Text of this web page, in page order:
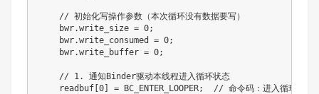
    // 初始化写操作参数（本次循环没有数据要写）
    bwr.write_size = 0;
    bwr.write_consumed = 0;
    bwr.write_buffer = 0;
    // 1. 通知Binder驱动本线程进入循环状态
    readbuf[0] = BC_ENTER_LOOPER;  // 命令码：进入循环